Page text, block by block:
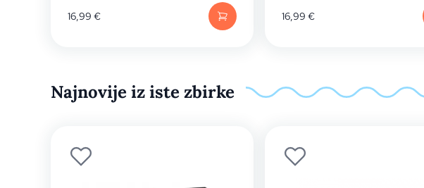
16,99 € 16,99 €
Najnovije iz iste zbirke